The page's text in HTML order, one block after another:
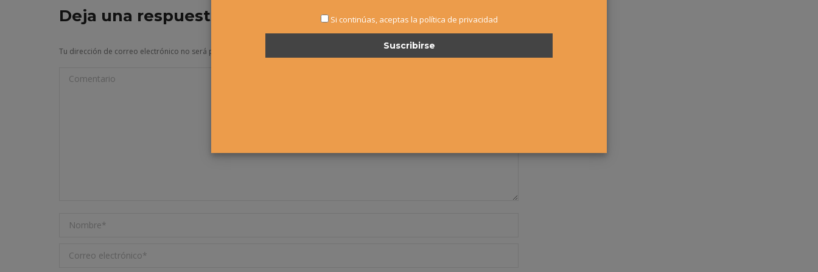
Deja una respuesta
Tu dirección de correo electrónico no será publicada. Los campos requeridos están marcados*
Comentario
Nombre *
Correo electrónico *
Si continúas, aceptas la política de privacidad